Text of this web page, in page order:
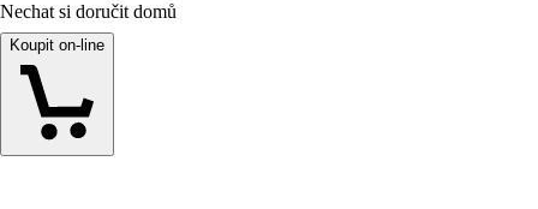
Nechat si doručit domů
Koupit on-line